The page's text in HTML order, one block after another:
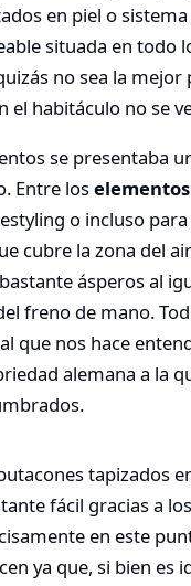
en piel o
situada en todo
no sea la mejor
el habitáculo no se
se presentaba
Entre los
o incluso
cubre la zona del
ásperos al
freno de mano.
que nos hace
alemana a la
tapizados
fácil gracias a
en este
ya que, si bien es